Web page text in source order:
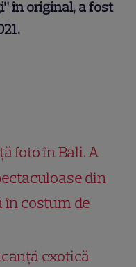
în original, a fost
foto în Bali. A
din
în costum de
exotică